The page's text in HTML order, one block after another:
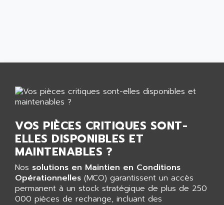
ADVANTYS
VT5000
VT
VSPA1
FERROMATIK PMC 1000
VT100
LCA
CNC ALPHA
AERMEC
AERO - SHARP
AEROSEC INDUSTRIE
AEROTECH
AES
AESYS
AEV
AFAG
VOS PIÈCES CRITIQUES SONT-
ELLES DISPONIBLES ET
MAINTENABLES ?
Nos solutions en Maintien en Conditions
Opérationnelles (MCO) garantissent un accès
permanent à un stock stratégique de plus de 250
000 pièces de rechange, incluant des